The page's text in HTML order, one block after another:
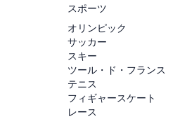
スポーツ
オリンピック
サッカー
スキー
ツール・ド・フランス
テニス
フィギャースケート
レース